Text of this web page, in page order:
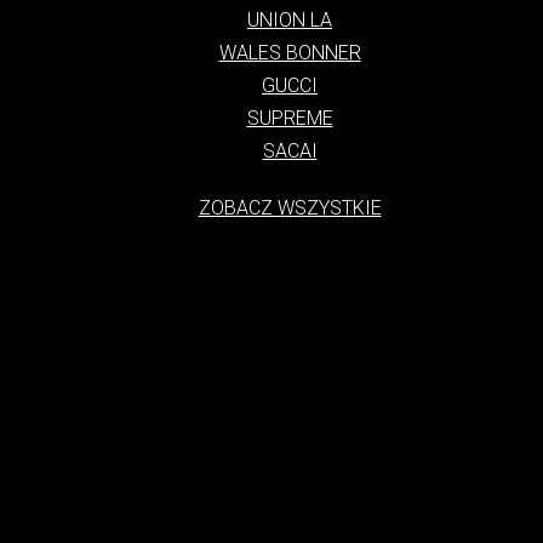
UNION LA
WALES BONNER
GUCCI
SUPREME
SACAI
ZOBACZ WSZYSTKIE